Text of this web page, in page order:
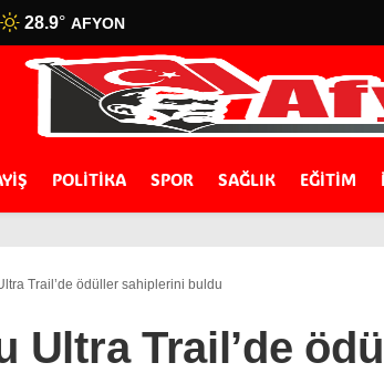
28.9° AFYON
POLİTİKA SPOR SAĞLIK EĞİTİM
Trail’de ödüller sahiplerini buldu
Ultra Trail’de